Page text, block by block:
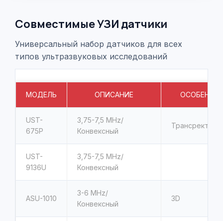
Совместимые УЗИ датчики
Универсальный набор датчиков для всех
типов ультразвуковых исследований
МОДЕЛЬ ОПИСАНИЕ
UST-
675P
3,75-7,5 MHz/
Конвексный
UST-
9136U
3,75-7,5 MHz/
Конвексный
ASU-1010
3-6 MHz/
Конвексный
3D